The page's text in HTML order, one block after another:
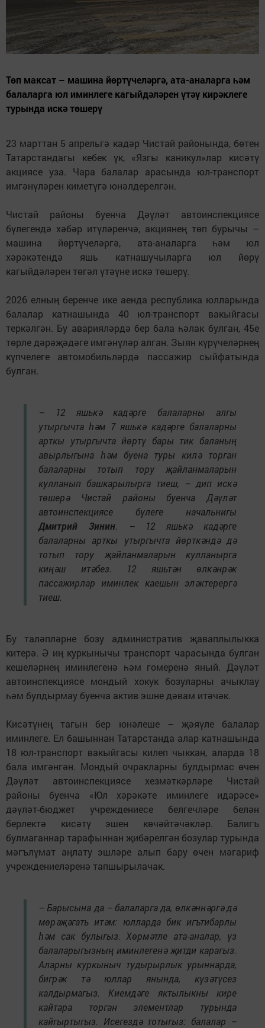
Төп максат – машина йөртүчеләргә, ата-аналарга һәм
балаларга юл иминлеге кагыйдәләрен үтәү кирәклеге
турында искә төшерү
23 марттан 5 апрельгә кадәр Чистай районында, бөтен
Татарстандагы кебек үк, «Язгы каникул»лар кисәтү
акциясе уза. Чара балалар арасында юл-транспорт
имгәнүләрен киметүгә юнәлдерелгән.
Чистай районы буенча Дәүләт автоинспекциясе
бүлегендә хәбәр итүләренчә, акциянең төп бурычы –
машина йөртүчеләргә, ата-аналарга һәм юл
хәрәкәтендә яшь катнашучыларга юл йөрү
кагыйдәләрен төгәл үтәүне искә төшерү.
2026 елның беренче ике аенда республика юлларында
балалар катнашында 40 юл-транспорт вакыйгасы
теркәлгән. Бу аварияләрдә бер бала һәлак булган, 45е
төрле дәрәҗәдәге имгәнүләр алган. Зыян күрүчеләрнең
күпчелеге автомобильләрдә пассажир сыйфатында
булган.
– 12 яшькә кадәрге балаларны алгы
утыргычта һәм 7 яшькә кадәрге балаларны
арткы утыргычта йөртү бары тик баланың
авырлыгына һәм буена туры килә торган
балаларны тотып тору җайланмаларын
кулланып башкарылырга тиеш, – дип искә
төшерә Чистай районы буенча Дәүләт
автоинспекциясе бүлеге начальнигы
Дмитрий Зинин. – 12 яшькә кадәрге
балаларны арткы утыргычта йөрткәндә дә
тотып тору җайланмаларын кулланырга
киңәш итәбез. 12 яшьтән өлкәнрәк
пассажирлар иминлек каешын эләктерергә
тиеш.
Бу таләпләрне бозу административ җаваплылыкка
китерә. Ә иң куркынычы транспорт чарасында булган
кешеләрнең иминлегенә һәм гомеренә яный. Дәүләт
автоинспекциясе мондый хокук бозуларны ачыклау
һәм булдырмау буенча актив эшне дәвам итәчәк.
Кисәтүнең тагын бер юнәлеше – җәяүле балалар
иминлеге. Ел башыннан Татарстанда алар катнашында
18 юл-транспорт вакыйгасы килеп чыккан, аларда 18
бала имгәнгән. Мондый очракларны булдырмас өчен
Дәүләт автоинспекциясе хезмәткәрләре Чистай
районы буенча «Юл хәрәкәте иминлеге идарәсе»
дәүләт-бюджет учреждениесе белгечләре белән
берлектә кисәтү эшен көчәйтәчәкләр. Балигъ
булмаганнар тарафыннан җибәрелгән бозулар турында
мәгълүмат аңлату эшләре алып бару өчен мәгариф
учреждениеләренә тапшырылачак.
– Барысына да – балаларга да, өлкәннәргә дә
мөрәҗәгать итәм: юлларда бик игътибарлы
һәм сак булыгыз. Хөрмәтле ата-аналар, үз
балаларыгызның иминлегенә җитди карагыз.
Аларны куркыныч тудырырлык урыннарда,
бигрәк тә юллар янында, күзәтүсез
калдырмагыз. Киемдәге яктылыкны кире
кайтара торган элементлар турында
кайгыртыгыз. Исегездә тотыгыз: балалар –